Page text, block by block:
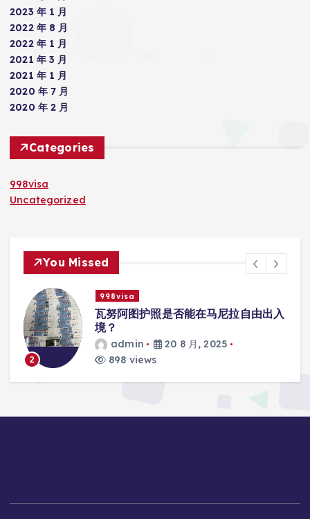
2023 年 1 月
2022 年 8 月
2022 年 1 月
2021 年 3 月
2021 年 1 月
2020 年 7 月
2020 年 2 月
Categories
998visa
Uncategorized
You Missed
3
998visa
瓦努阿图护照是否能在马尼拉使用国际
学校的注册？
admin
20 8 月, 2025
813 views